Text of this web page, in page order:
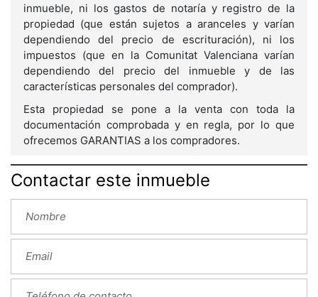
inmueble, ni los gastos de notaría y registro de la
propiedad (que están sujetos a aranceles y varían
dependiendo del precio de escrituración), ni los
impuestos (que en la Comunitat Valenciana varían
dependiendo del precio del inmueble y de las
características personales del comprador).
Esta propiedad se pone a la venta con toda la
documentación comprobada y en regla, por lo que
ofrecemos GARANTIAS a los compradores.
Contactar este inmueble